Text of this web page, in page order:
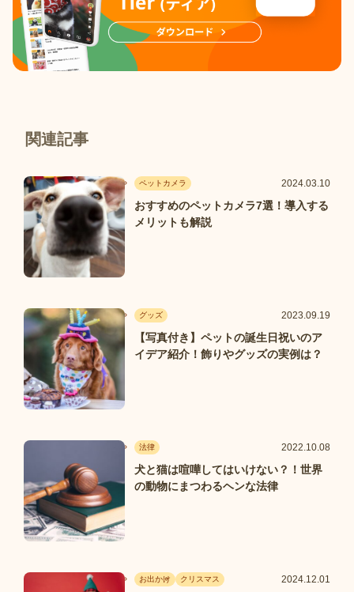
関連記事
ペットカメラ 2024.03.10
おすすめのペットカメラ7選！導入する
メリットも解説
グッズ 2023.09.19
【写真付き】ペットの誕生日祝いのア
イデア紹介！飾りやグッズの実例は？
法律 2022.10.08
犬と猫は喧嘩してはいけない？！世界
の動物にまつわるヘンな法律
お出かけ クリスマス 2024.12.01